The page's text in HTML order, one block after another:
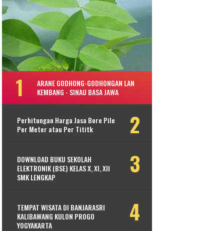
ARANE GODHONG-GODHONGAN LAN
KEMBANG - SINAU BASA JAWA
Perhitungan Harga Jasa Bore Pile
Per Meter atau Per Tititk
DOWNLOAD BUKU SEKOLAH
ELEKTRONIK (BSE) KELAS X, XI, XII
SMK LENGKAP
TEMPAT WISATA DI BANJARASRI
KALIBAWANG KULON PROGO
YOGYAKARTA